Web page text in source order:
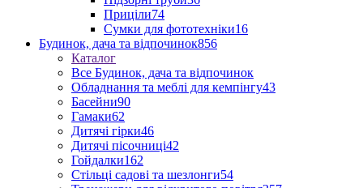
Приціли74
Сумки для фототехніки16
Будинок, дача та відпочинок856
Каталог
Все Будинок, дача та відпочинок
Обладнання та меблі для кемпінгу43
Басейни90
Гамаки62
Дитячі гірки46
Дитячі пісочниці42
Гойдалки162
Стільці садові та шезлонги54